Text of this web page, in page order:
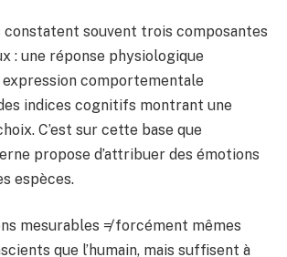
constatent souvent trois composantes
: une réponse physiologique
expression comportementale
indices cognitifs montrant une
C’est sur cette base que
propose d’attribuer des émotions
espèces.
mesurables ≠ forcément mêmes
que l’humain, mais suffisent à